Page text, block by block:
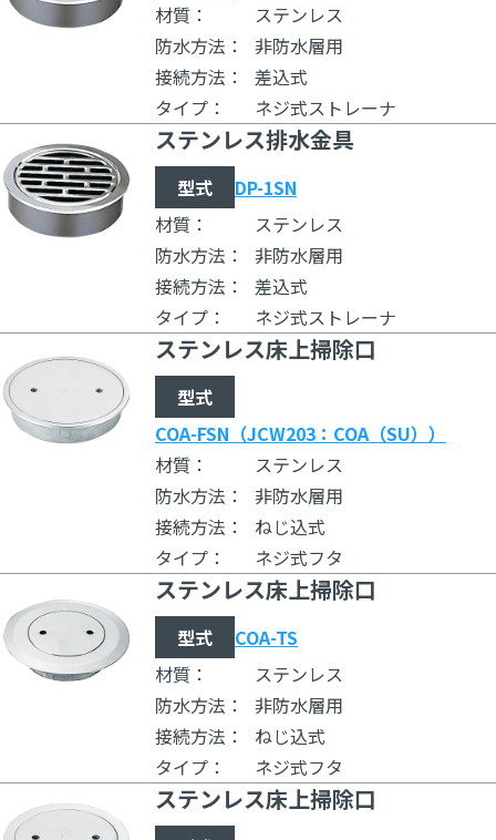
材質：
ステンレス
防水方法：
非防水層用
接続方法：
差込式
タイプ：
ネジ式ストレーナ
ステンレス排水金具
型式
DP-1SN
材質：
ステンレス
防水方法：
非防水層用
接続方法：
差込式
タイプ：
ネジ式ストレーナ
ステンレス床上掃除口
型式
COA-FSN（JCW203：COA（SU））
材質：
ステンレス
防水方法：
非防水層用
接続方法：
ねじ込式
タイプ：
ネジ式フタ
ステンレス床上掃除口
型式
COA-TS
材質：
ステンレス
防水方法：
非防水層用
接続方法：
ねじ込式
タイプ：
ネジ式フタ
ステンレス床上掃除口